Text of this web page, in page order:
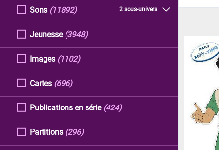
Sons 2 sous-univers
(11892)
Jeunesse (3948)
Images (1102)
Cartes (696)
Publications en série (424)
Partitions (296)